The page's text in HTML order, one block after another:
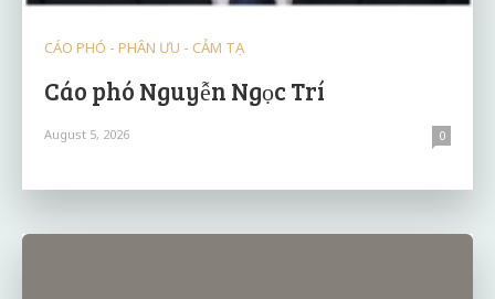
CÁO PHÓ - PHÂN ƯU - CẢM TẠ
Cáo phó Nguyễn Ngọc Trí
August 5, 2026 0